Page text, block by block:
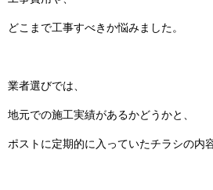
どこまで工事すべきか悩みました。
業者選びでは、
地元での施工実績があるかどうかと、
ポストに定期的に入っていたチラシの内